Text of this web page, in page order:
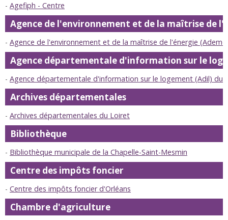
Agefiph - Centre
Agence de l'environnement et de la maîtrise de
Agence de l'environnement et de la maîtrise de l'énergie
Agence départementale d'information sur le
Agence départementale d'information sur le logement (Adil) du
Archives départementales
Archives départementales du Loiret
Bibliothèque
Bibliothèque municipale de la Chapelle-Saint-Mesmin
Centre des impôts foncier
Centre des impôts foncier d'Orléans
Chambre d'agriculture